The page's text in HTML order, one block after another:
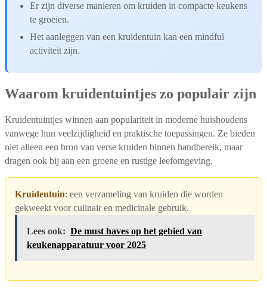
Er zijn diverse manieren om kruiden in compacte keukens
te groeien.
Het aanleggen van een kruidentuin kan een mindful
activiteit zijn.
Waarom kruidentuintjes zo populair zijn
Kruidentuintjes winnen aan populariteit in moderne huishoudens
vanwege hun veelzijdigheid en praktische toepassingen. Ze bieden
niet alleen een bron van verse kruiden binnen handbereik, maar
dragen ook bij aan een groene en rustige leefomgeving.
Kruidentuin: een verzameling van kruiden die worden
gekweekt voor culinair en medicinale gebruik.
Lees ook: De must haves op het gebied van
keukenapparatuur voor 2025